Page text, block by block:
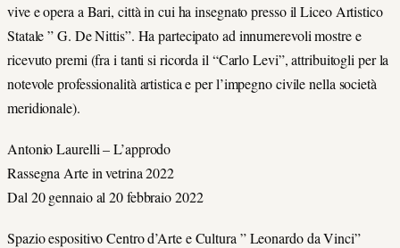
vive e opera a Bari, città in cui ha insegnato presso il Liceo Artistico
Statale ” G. De Nittis”. Ha partecipato ad innumerevoli mostre e
ricevuto premi (fra i tanti si ricorda il “Carlo Levi”, attribuitogli per la
notevole professionalità artistica e per l’impegno civile nella società
meridionale).
Antonio Laurelli – L’approdo
Rassegna Arte in vetrina 2022
Dal 20 gennaio al 20 febbraio 2022
Spazio espositivo Centro d’Arte e Cultura ” Leonardo da Vinci”